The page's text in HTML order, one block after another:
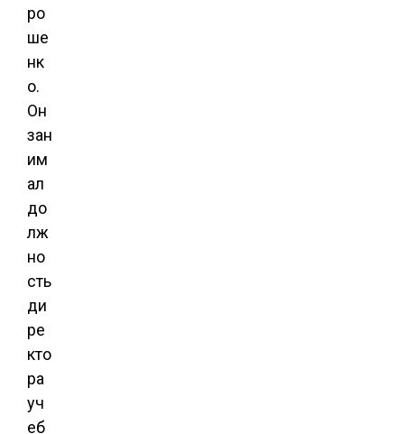
ро
ше
нк
о.
Он
зан
им
ал
до
лж
но
сть
ди
ре
кто
ра
уч
еб